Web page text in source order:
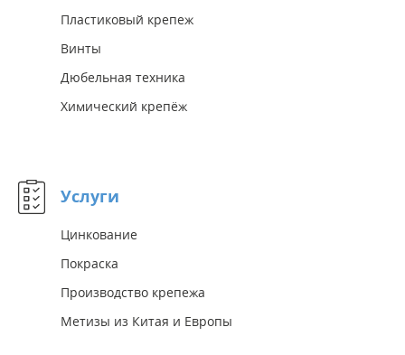
Пластиковый крепеж
Винты
Дюбельная техника
Химический крепёж
Услуги
Цинкование
Покраска
Производство крепежа
Метизы из Китая и Европы